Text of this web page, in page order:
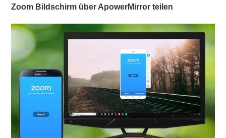
Zoom Bildschirm über ApowerMirror teilen